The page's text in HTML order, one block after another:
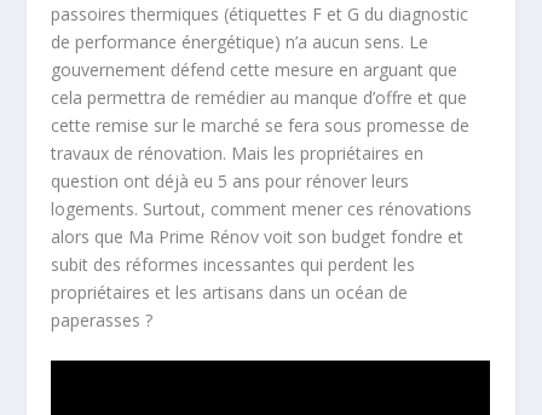
passoires thermiques (étiquettes F et G du diagnostic
de performance énergétique) n’a aucun sens. Le
gouvernement défend cette mesure en arguant que
cela permettra de remédier au manque d’offre et que
cette remise sur le marché se fera sous promesse de
travaux de rénovation. Mais les propriétaires en
question ont déjà eu 5 ans pour rénover leurs
logements. Surtout, comment mener ces rénovations
alors que Ma Prime Rénov voit son budget fondre et
subit des réformes incessantes qui perdent les
propriétaires et les artisans dans un océan de
paperasses ?